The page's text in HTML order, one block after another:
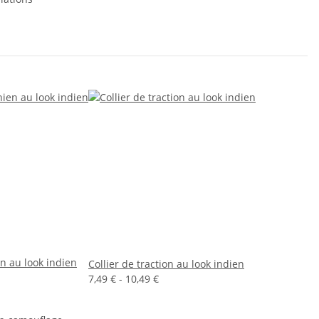
au look indien
Collier de traction au look indien
7,49 € - 10,49 €